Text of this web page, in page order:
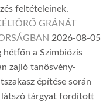
feltételeinek.
GRÁNÁT
2026-08-05
hétfőn a Szimbiózis
zajló tanösvény-
építése során
látszó tárgyat fordított